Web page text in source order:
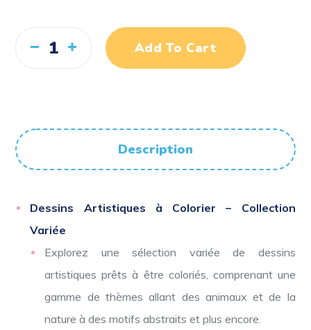
Add To Cart
Description
Dessins Artistiques à Colorier – Collection
Variée
Explorez une sélection variée de dessins
artistiques prêts à être coloriés, comprenant une
gamme de thèmes allant des animaux et de la
nature à des motifs abstraits et plus encore.